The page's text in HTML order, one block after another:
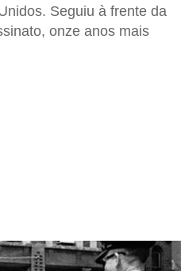
Seguiu à frente da
onze anos mais